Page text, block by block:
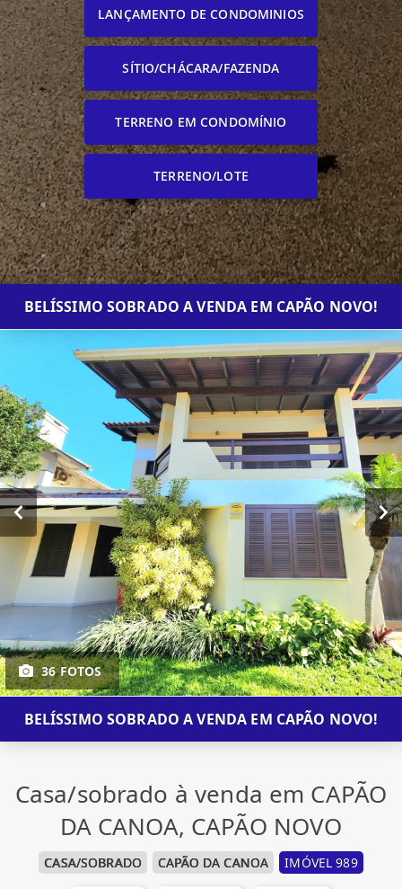
LANÇAMENTO DE CONDOMINIOS
SÍTIO/CHÁCARA/FAZENDA
TERRENO EM CONDOMÍNIO
TERRENO/LOTE
BELÍSSIMO SOBRADO A VENDA EM CAPÃO NOVO!
36 FOTOS
BELÍSSIMO SOBRADO A VENDA EM CAPÃO NOVO!
Casa/sobrado à venda em CAPÃO
DA CANOA, CAPÃO NOVO
CASA/SOBRADO CAPÃO DA CANOA IMÓVEL 989